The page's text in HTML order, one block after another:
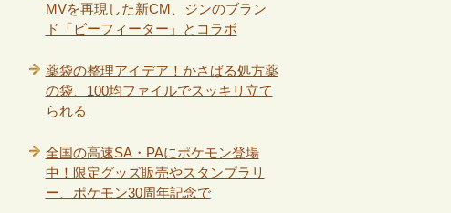
MVを再現した新CM、ジンのブラン
ド「ビーフィーター」とコラボ
薬袋の整理アイデア！かさばる処方薬
の袋、100均ファイルでスッキリ立て
られる
全国の高速SA・PAにポケモン登場
中！限定グッズ販売やスタンプラリ
ー、ポケモン30周年記念で